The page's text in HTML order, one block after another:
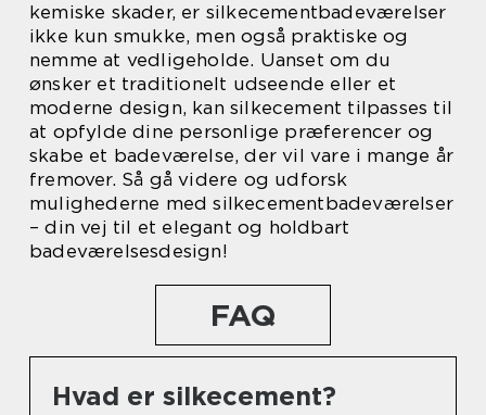
kemiske skader, er silkecementbadeværelser
ikke kun smukke, men også praktiske og
nemme at vedligeholde. Uanset om du
ønsker et traditionelt udseende eller et
moderne design, kan silkecement tilpasses til
at opfylde dine personlige præferencer og
skabe et badeværelse, der vil vare i mange år
fremover. Så gå videre og udforsk
mulighederne med silkecementbadeværelser
– din vej til et elegant og holdbart
badeværelsesdesign!
FAQ
Hvad er silkecement?